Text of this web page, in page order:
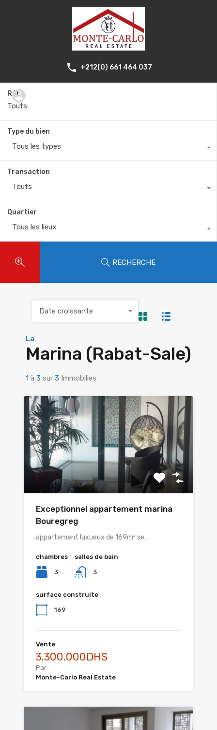
+212(0) 661 464 037
Réf.
Type du bien
Tous les types
Transaction
Touts
Quartier
Tous les lieux
RECHERCHE
La
Marina (Rabat-Sale)
1 à 3 sur 3 Immobilies
Date croissante
Exceptionnel appartement marina
Bouregreg
appartement luxueux de 169m² se…
chambres
3
salles de bain
3
surface construite
169
Vente
3.300.000DHS
Par
Monte-Carlo Real Estate